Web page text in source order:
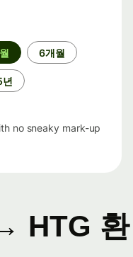
6개월
년
no sneaky mark-up
HTG 환